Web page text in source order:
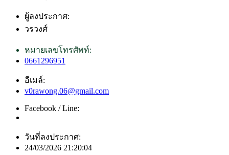
ผู้ลงประกาศ:
วรวงศ์
หมายเลขโทรศัพท์:
0661296951
อีเมล์:
v0rawong.06@gmail.com
Facebook / Line:
วันที่ลงประกาศ:
24/03/2026 21:20:04